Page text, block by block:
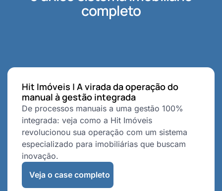
completo
Hit Imóveis | A virada da operação do
manual à gestão integrada
De processos manuais a uma gestão 100%
integrada: veja como a Hit Imóveis
revolucionou sua operação com um sistema
especializado para imobiliárias que buscam
inovação.
Veja o case completo